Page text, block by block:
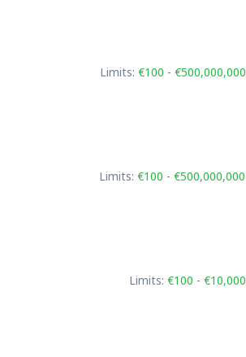
Limits: €100 - €500,000,000
Limits: €100 - €500,000,000
Limits: €100 - €10,000